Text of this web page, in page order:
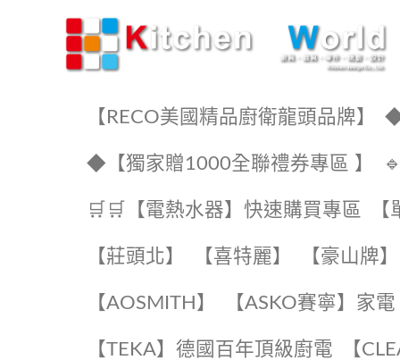
【RECO美國精品廚衛龍頭品牌】 ◆
◆【獨家贈1000全聯禮券專區 】
🛒🛒【電熱水器】快速購買專區
【莊頭北】 【喜特麗】 【豪山牌】
【AOSMITH】 【ASKO賽寧】家電
️【TEKA】️德國百年頂級廚電 【